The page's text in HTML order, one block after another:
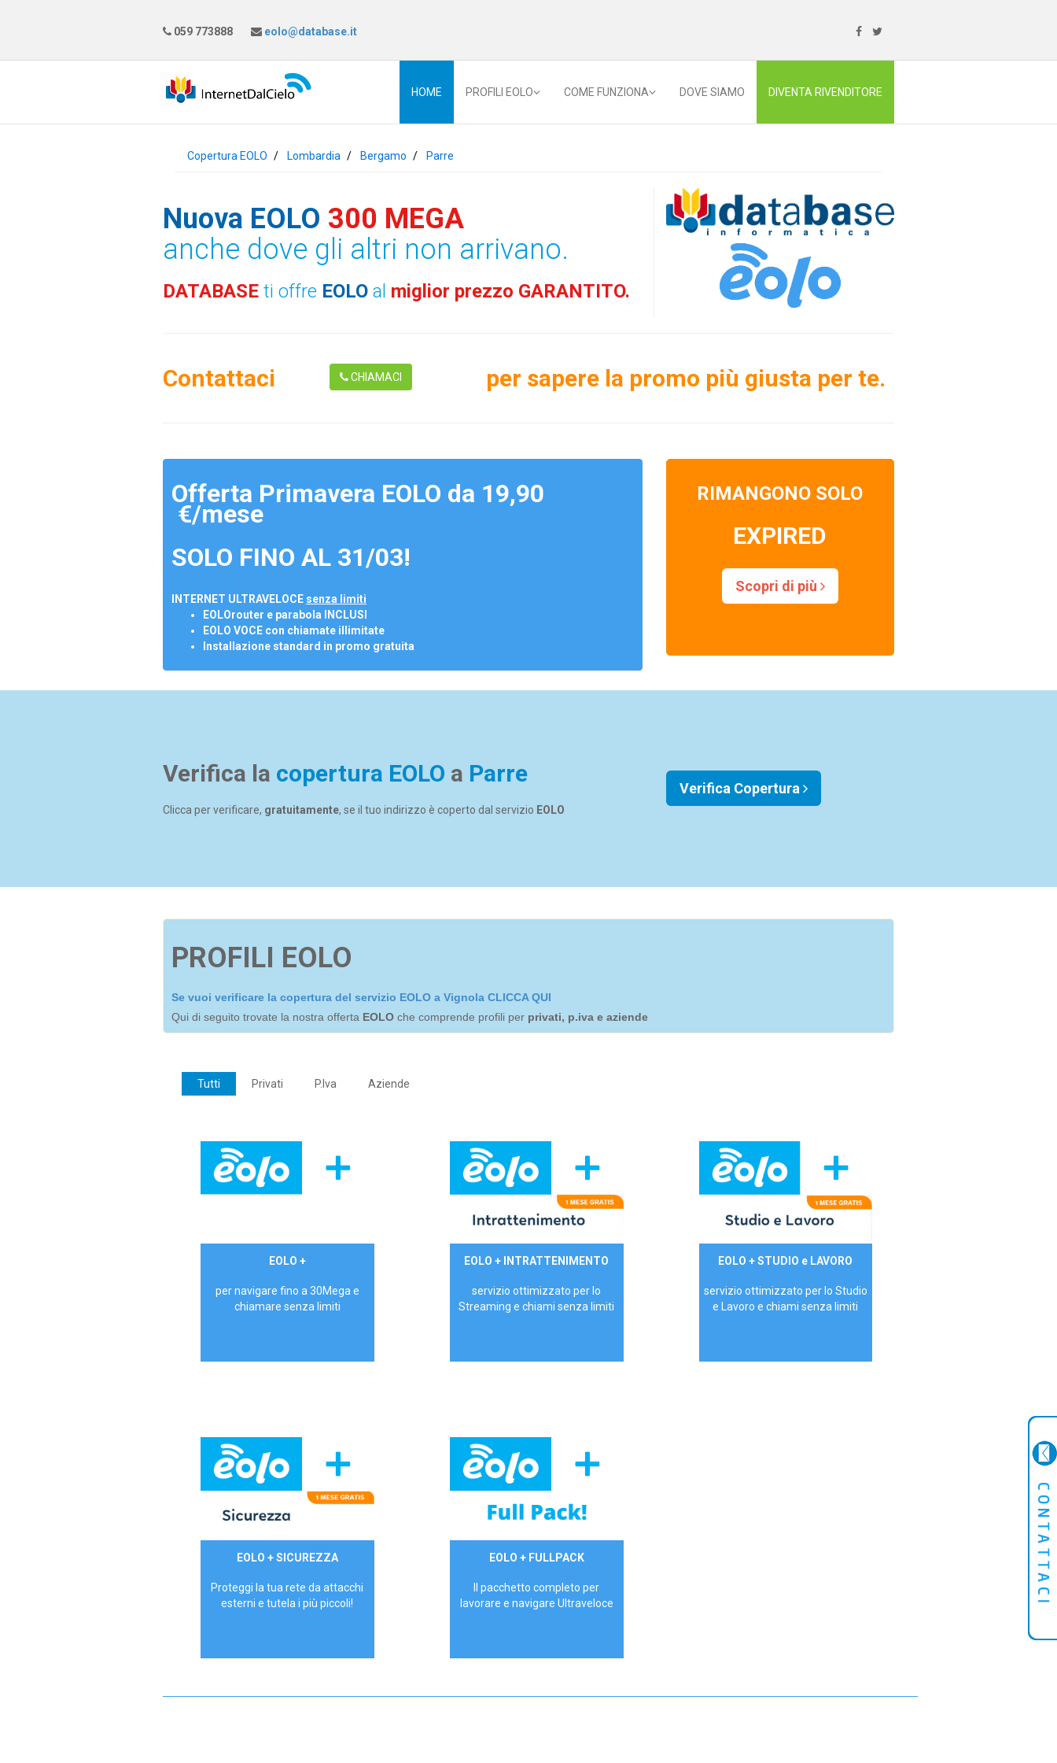
059 773888 eolo@database.it
HOME PROFILI EOLO COME FUNZIONA DOVE SIAMO DIVENTA RIVENDITORE
Copertura EOLO Lombardia Bergamo Parre
Nuova EOLO 300 MEGA
anche dove gli altri non arrivano.
DATABASE ti offre EOLO al miglior prezzo GARANTITO.
Contattaci CHIAMACI per sapere la promo più giusta per te.
Offerta Primavera EOLO da 19,90
€/mese
SOLO FINO AL 31/03!
INTERNET ULTRAVELOCE senza limiti
EOLOrouter e parabola INCLUSI
EOLO VOCE con chiamate illimitate
Installazione standard in promo gratuita
RIMANGONO SOLO
EXPIRED
Scopri di più
Verifica la copertura EOLO a Parre
Clicca per verificare, gratuitamente, se il tuo indirizzo è coperto dal servizio EOLO
Verifica Copertura
PROFILI EOLO
Se vuoi verificare la copertura del servizio EOLO a Vignola CLICCA QUI
Qui di seguito trovate la nostra offerta EOLO che comprende profili per privati, p.iva e aziende
Tutti Privati P.Iva Aziende
€ 24,90/meseEOLO +
per navigare fino a 30Mega e
chiamare senza limiti
29,90€/mese
EOLO + INTRATTENIMENTO
servizio ottimizzato per lo
Streaming e chiami senza limiti
29,90€/mese
EOLO + STUDIO e LAVORO
servizio ottimizzato per lo Studio
e Lavoro e chiami senza limiti
29,90€/mese
EOLO + SICUREZZA
Proteggi la tua rete da attacchi
esterni e tutela i più piccoli!
34,90 €/meseEOLO + FULLPACK
Il pacchetto completo per
lavorare e navigare Ultraveloce